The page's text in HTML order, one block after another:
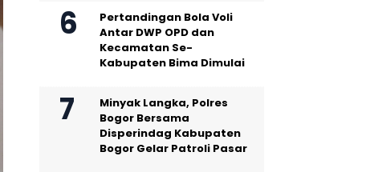
Pertandingan Bola Voli
Antar DWP OPD dan
Kecamatan Se-
Kabupaten Bima Dimulai
Minyak Langka, Polres
Bogor Bersama
Disperindag Kabupaten
Bogor Gelar Patroli Pasar